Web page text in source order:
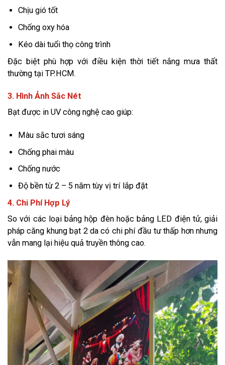
Chịu gió tốt
Chống oxy hóa
Kéo dài tuổi thọ công trình
Đặc biệt phù hợp với điều kiện thời tiết nắng mưa thất
thường tại TP.HCM.
3. Hình Ảnh Sắc Nét
Bạt được in UV công nghệ cao giúp:
Màu sắc tươi sáng
Chống phai màu
Chống nước
Độ bền từ 2 – 5 năm tùy vị trí lắp đặt
4. Chi Phí Hợp Lý
So với các loại bảng hộp đèn hoặc bảng LED điện tử, giải
pháp căng khung bạt 2 da có chi phí đầu tư thấp hơn nhưng
vẫn mang lại hiệu quả truyền thông cao.